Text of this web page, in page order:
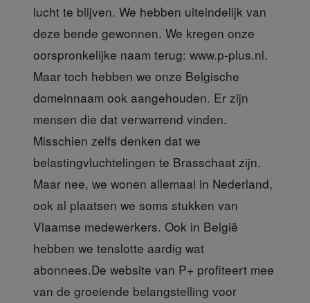
lucht te blijven. We hebben uiteindelijk van
deze bende gewonnen. We kregen onze
oorspronkelijke naam terug: www.p-plus.nl.
Maar toch hebben we onze Belgische
domeinnaam ook aangehouden. Er zijn
mensen die dat verwarrend vinden.
Misschien zelfs denken dat we
belastingvluchtelingen te Brasschaat zijn.
Maar nee, we wonen allemaal in Nederland,
ook al plaatsen we soms stukken van
Vlaamse medewerkers. Ook in België
hebben we tenslotte aardig wat
abonnees.De website van P+ profiteert mee
van de groeiende belangstelling voor